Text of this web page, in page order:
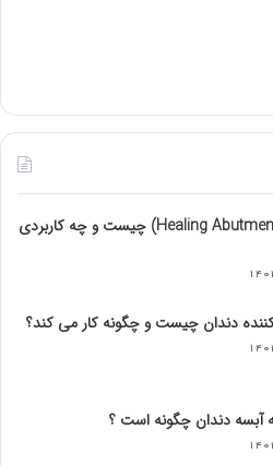
هیلینگ (Healing Abutment) چیست و چه کاربردی
۱۵
دندان چیست و چگونه کار می کند؟
۱۵
آبسه دندان چگونه است ؟
۱۵